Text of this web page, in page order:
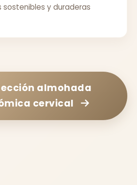
sostenibles y duraderas
almohada
cervical